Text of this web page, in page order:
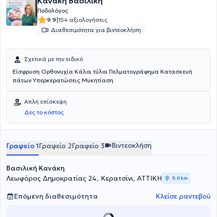
Ποδολόγος
9.9|154 αξιολογήσεις
Διαθεσιμότητα για βιντεοκλήση
Σχετικά με την ειδικό
Είσφρυση Ορθονυχία Κάλοι τύλοι Πελματογράφημα Κατασκευή
πάτων Υπερκερατώσεις Μυκητίαση
Απλή επίσκεψη
Δες το κόστος
Γραφείο 1Γραφείο 2Γραφείο 3 Βιντεοκλήση
Βασιλική Κανάκη
Λεωφόρος Δημοκρατίας 24, Κερατσίνι, ΑΤΤΙΚΗ
9,6 km
Επόμενη διαθεσιμότητα Κλείσε ραντεβού